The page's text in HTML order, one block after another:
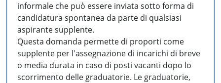
informale che può essere inviata sotto forma di
candidatura spontanea da parte di qualsiasi
aspirante supplente.
Questa domanda permette di proporti come
supplente per l'assegnazione di incarichi di breve
o media durata in caso di posti vacanti dopo lo
scorrimento delle graduatorie. Le graduatorie,